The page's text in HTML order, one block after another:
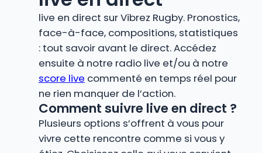
live en direct sur Vibrez Rugby. Pronostics,
face-à-face, compositions, statistiques
: tout savoir avant le direct. Accédez
ensuite à notre radio live et/ou à notre
score live commenté en temps réel pour
ne rien manquer de l’action.
Comment suivre live en direct ?
Plusieurs options s’offrent à vous pour
vivre cette rencontre comme si vous y